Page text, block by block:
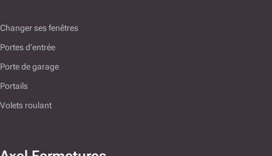
Changer ses fenêtres
Portes d’entrée
Porte de garage
Portails
Volets roulant